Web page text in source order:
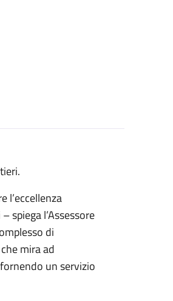
l’eccellenza
spiega l’Assessore
di
mira ad
un servizio